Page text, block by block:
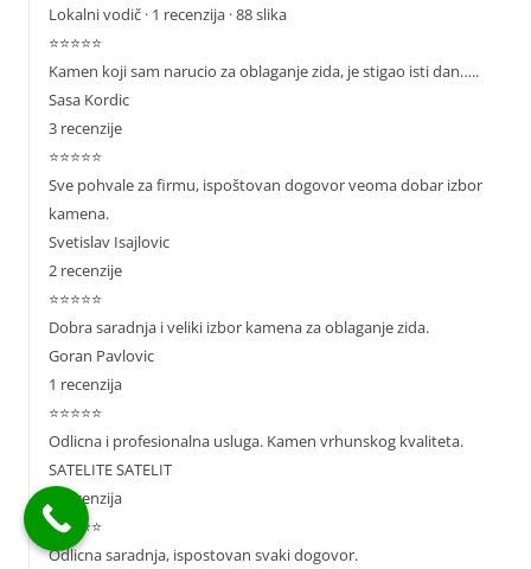
Lokalni vodič· 1 recenzija · 88 slika
⭐⭐⭐⭐⭐
Kamen koji sam narucio za oblaganje zida, je stigao isti dan…..
Sasa Kordic
3 recenzije
⭐⭐⭐⭐⭐
Sve pohvale za firmu, ispoštovan dogovor veoma dobar izbor
kamena.
Svetislav Isajlovic
2 recenzije
⭐⭐⭐⭐⭐
Dobra saradnja i veliki izbor kamena za oblaganje zida.
Goran Pavlovic
1 recenzija
⭐⭐⭐⭐⭐
Odlicna i profesionalna usluga. Kamen vrhunskog kvaliteta.
SATELITE SATELIT
1 recenzija
⭐⭐⭐⭐⭐
Odlicna saradnja, ispostovan svaki dogovor.